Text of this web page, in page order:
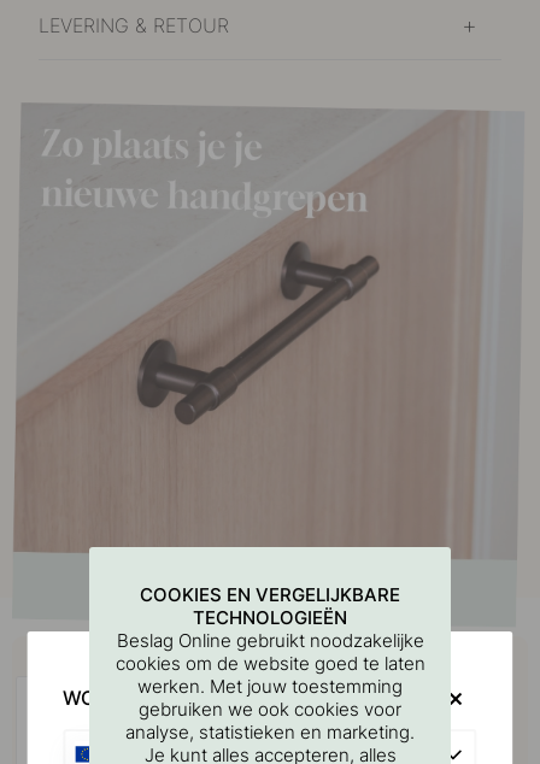
LEVERING & RETOUR
Koop samen met
COOKIES EN VERGELIJKBARE
TECHNOLOGIEËN
Beslag Online gebruikt noodzakelijke
cookies om de website goed te laten
werken. Met jouw toestemming
gebruiken we ook cookies voor
analyse, statistieken en marketing.
Je kunt alles accepteren, alles
WOULD YOU RATHER VISIT?